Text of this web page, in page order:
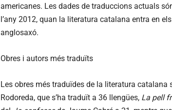
americanes. Les dades de traduccions actuals
l’any 2012, quan la literatura catalana entra en
anglosaxó.
Obres i autors més traduïts
Les obres més traduïdes de la literatura catalana
Rodoreda, que s’ha traduït a 36 llengües, La pell